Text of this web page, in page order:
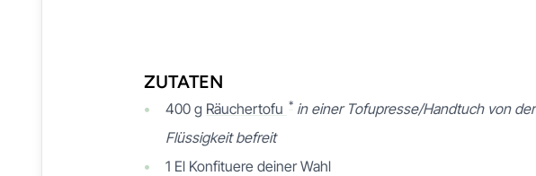
ZUTATEN
400 g Räuchertofu * in einer Tofupresse/Handtuch von der
Flüssigkeit befreit
1 El Konfituere deiner Wahl